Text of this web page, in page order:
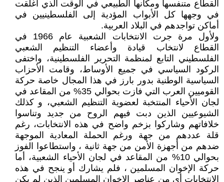
القطاع متنفسها ومكانها الطبيعي في الوقت الذي أغلقت
في وجهها كل الأبواب المؤدية إلى الفلسطينيين في
أماكن تواجدهم في البلاد العربية.
ولأول مرة جرت الانتخابات الشعبية عام 1966 في
القطاع لانتخاب قيادة وأعضاء التنظيم الشعبي
الفلسطيني التابع لمنظمة التحرير الفلسطينية، واختفى
الركود السياسي في جميع الأوساط، وقامت الأحزاب
السياسية الوطنية بدور بارز في هذا المجال خاصة حركة
القوميين العرب التي فازت بحوالي 35% من المقاعد في
لجان الأحياء المنتخبة لعضوية التنظيم الشعبي، و كذلك
الشيوعيين الذين دبت فيهم الروح من جديد وتناسوا
خلافاتهم وشاركوا بزخم واضح في هذه الانتخابات، رغم
قلة عددهم من جهة ورغم الحملة المعادية الموجهة
ضدهم من أجهزة الأمن من جهة ثانية ، واستطاعوا الفوز
بحوالي 10% من المقاعد في لجان الأحياء الشعبية، أما
حركة الإخوان المسلمين ، فلم يشارك أو ينجح في هذه
الانتخابات أي من عناصر الإخوان المسلمين الذين لم يكن